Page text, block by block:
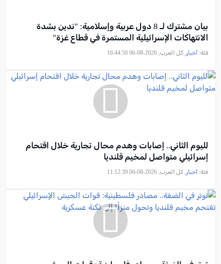
بيان مشترك لـ 8 دول عربية وإسلامية: "ندين بشدة
الانتهاكات الإسرائيلية المستمرة في قطاع غزة"
فئة: أخبار , كل العرب, 2026-08-06 16:44:50
لليوم الثاني.. إصابات وهدم محال تجارية خلال اقتحام
إسرائيلي متواصل لمخيم قلنديا
فئة: أخبار , كل العرب, 2026-08-06 11:12:39